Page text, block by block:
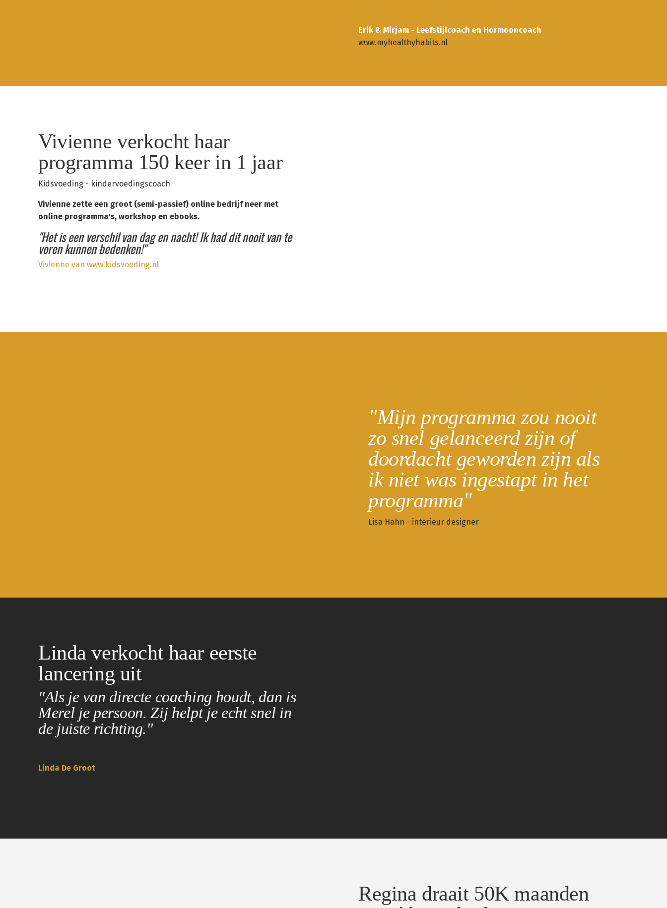
Erik & Mirjam - Leefstijlcoach en Hormooncoach
www.myhealthyhabits.nl
Vivienne verkocht haar
programma 150 keer in 1 jaar
Kidsvoeding - kindervoedingscoach
Vivienne zette een groot (semi-passief) online bedrijf neer met
online programma's, workshop en ebooks.
"Het is een verschil van dag en nacht! Ik had dit nooit van te
voren kunnen bedenken!"
Vivienne van www.kidsvoeding.nl
"Mijn programma zou nooit
zo snel gelanceerd zijn of
doordacht geworden zijn als
ik niet was ingestapt in het
programma"
Lisa Hahn - interieur designer
Linda verkocht haar eerste
lancering uit
"Als je van directe coaching houdt, dan is
Merel je persoon. Zij helpt je echt snel in
de juiste richting."
Linda De Groot
Regina draait 50K maanden